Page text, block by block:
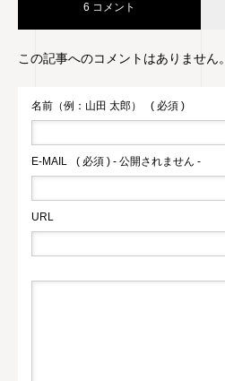
6 コメント
この記事へのコメントはありません。
名前（例：山田 太郎） ( 必須 )
E-MAIL ( 必須 ) - 公開されません -
URL